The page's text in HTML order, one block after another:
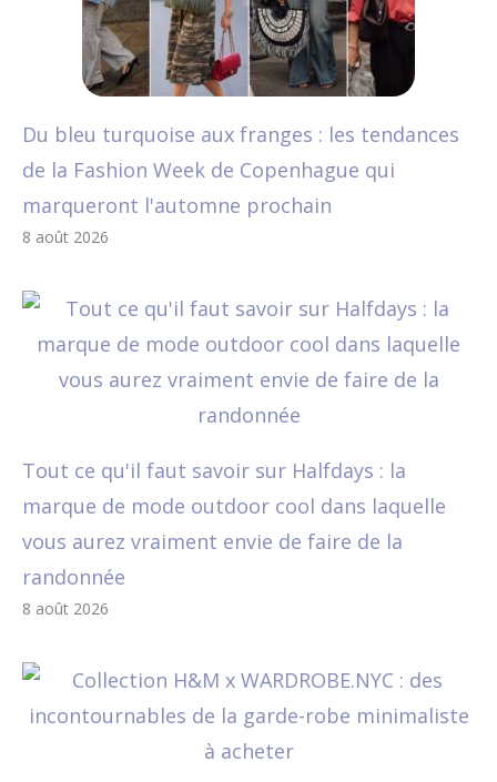
Du bleu turquoise aux franges : les tendances
de la Fashion Week de Copenhague qui
marqueront l'automne prochain
8 août 2026
Tout ce qu'il faut savoir sur Halfdays : la
marque de mode outdoor cool dans laquelle
vous aurez vraiment envie de faire de la
randonnée
8 août 2026